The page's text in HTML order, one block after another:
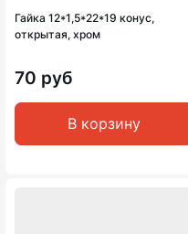
Гайка 12*1,5*22*19 конус,
открытая, хром
70 руб
В корзину